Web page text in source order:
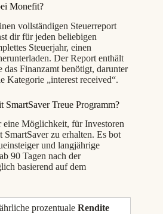
Monefit?
vollständigen Steuerreport
dir für jeden beliebigen
Steuerjahr, einen
Der Report enthält
das Finanzamt benötigt, darunter
Kategorie „interest received“.
Treue Programm?
Möglichkeit, für Investoren
zu erhalten. Es bot
und langjährige
90 Tagen nach der
basierend auf dem
prozentuale Rendite